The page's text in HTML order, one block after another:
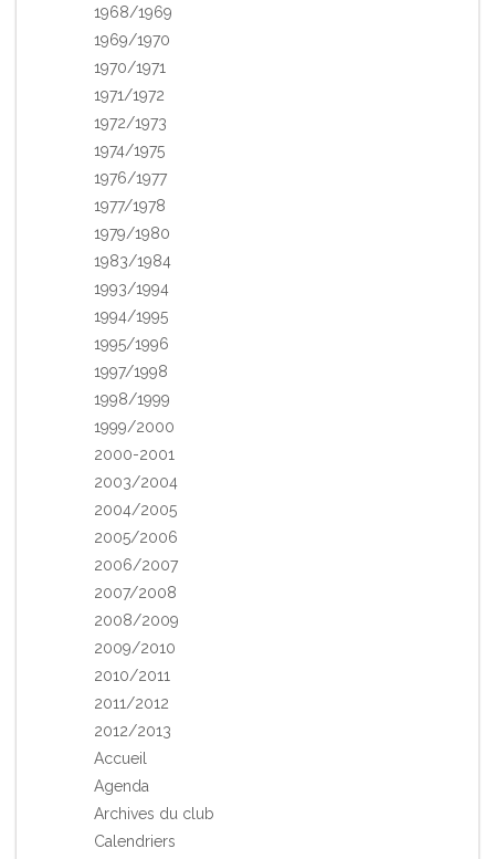
1968/1969
1969/1970
1970/1971
1971/1972
1972/1973
1974/1975
1976/1977
1977/1978
1979/1980
1983/1984
1993/1994
1994/1995
1995/1996
1997/1998
1998/1999
1999/2000
2000-2001
2003/2004
2004/2005
2005/2006
2006/2007
2007/2008
2008/2009
2009/2010
2010/2011
2011/2012
2012/2013
Accueil
Agenda
Archives du club
Calendriers